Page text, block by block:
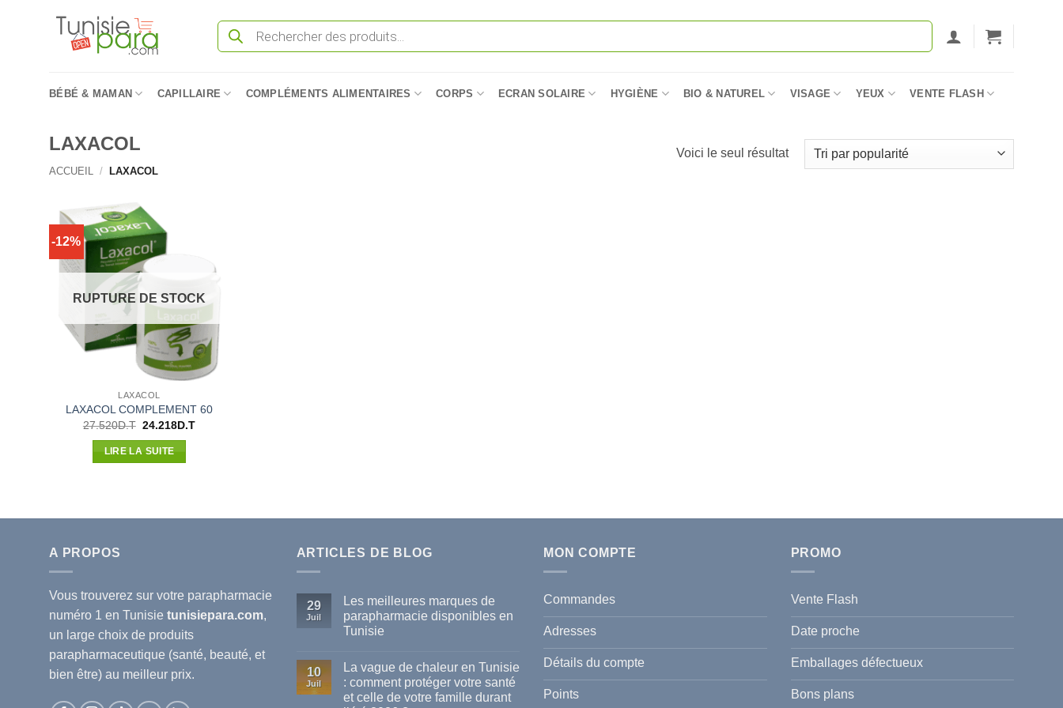
Recherche
produits
BÉBÉ & MAMAN CAPILLAIRE COMPLÉMENTS ALIMENTAIRES CORPS ECRAN SOLAIRE HYGIÈNE BIO & NATUREL VISAGE YEUX VENTE FLASH
LAXACOL
ACCUEIL / LAXACOL
Voici le seul résultat
-12%
RUPTURE DE STOCK
LAXACOL
LAXACOL COMPLEMENT 60
27.520D.T Le
initial
était :
24.218D.TLe
LIRE LA SUITE
A PROPOS
Vous trouverez sur votre parapharmacie
numéro 1 en Tunisie tunisiepara.com,
un large choix de produits
parapharmaceutique (santé, beauté, et
bien être) au meilleur prix.
ARTICLES DE BLOG
29
Juil
Les meilleures marques de
parapharmacie disponibles en
Tunisie
sur
meilleures
marques
10
Juil
La vague de chaleur en Tunisie
: comment protéger votre santé
et celle de votre famille durant
MON COMPTE
Commandes
Adresses
Détails du compte
Points
PROMO
Vente Flash
Date proche
Emballages défectueux
Bons plans